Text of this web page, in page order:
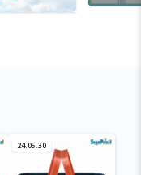
24.05.30